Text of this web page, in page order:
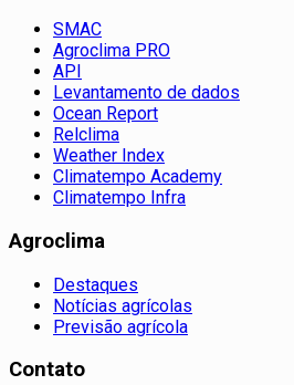
SMAC
Agroclima PRO
API
Levantamento de dados
Ocean Report
Relclima
Weather Index
Climatempo Academy
Climatempo Infra
Agroclima
Destaques
Notícias agrícolas
Previsão agrícola
Contato